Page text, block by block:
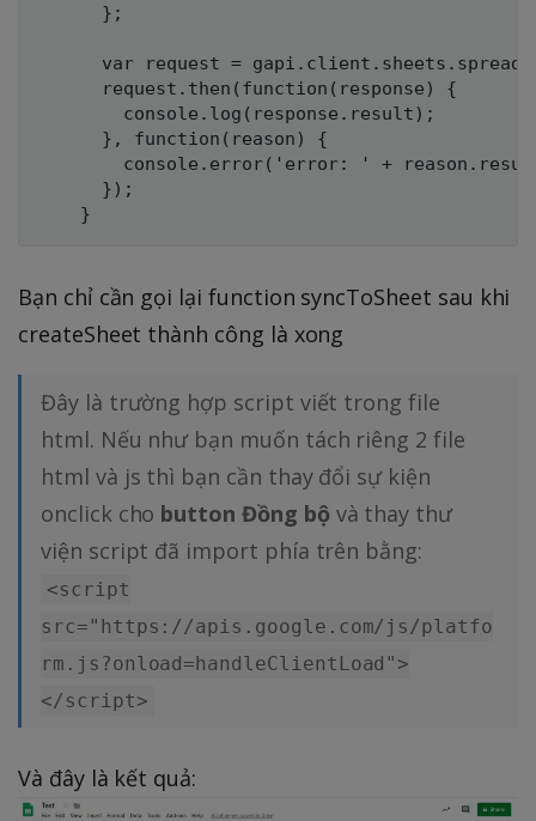
      };
var request =
      request.then(function(response) {
        console.log(response.result);
      }, function(reason) {
console.error('error: ' +
      });
Bạn chỉ cần gọi lại function syncToSheet sau khi
createSheet thành công là xong
Đây là trường hợp script viết trong file
html. Nếu như bạn muốn tách riêng 2 file
html và js thì bạn cần thay đổi sự kiện
onclick cho button Đồng bộ và thay thư
viện script đã import phía trên bằng:
<script
src="https://apis.google.com/js/platfo
rm.js?onload=handleClientLoad">
</script>
Và đây là kết quả: